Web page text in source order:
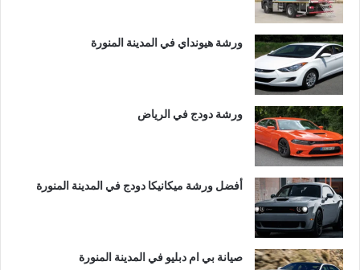
ورشة هيونداي في المدينة المنورة
ورشة دودج في الرياض
أفضل ورشة ميكانيكا دودج في المدينة المنورة
صيانة بي ام دبليو في المدينة المنورة